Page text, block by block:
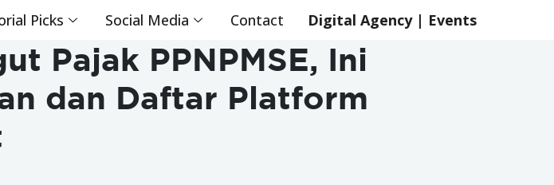
Picks Social Media Contact Digital Agency | Events
Pajak PPNPMSE, Ini
dan Daftar Platform